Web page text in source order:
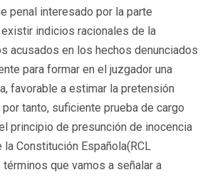
penal interesado por la parte
existir indicios racionales de la
acusados en los hechos denunciados
para formar en el juzgador una
favorable a estimar la pretensión
tanto, suficiente prueba de cargo
principio de presunción de inocencia
Constitución Española(RCL
que vamos a señalar a